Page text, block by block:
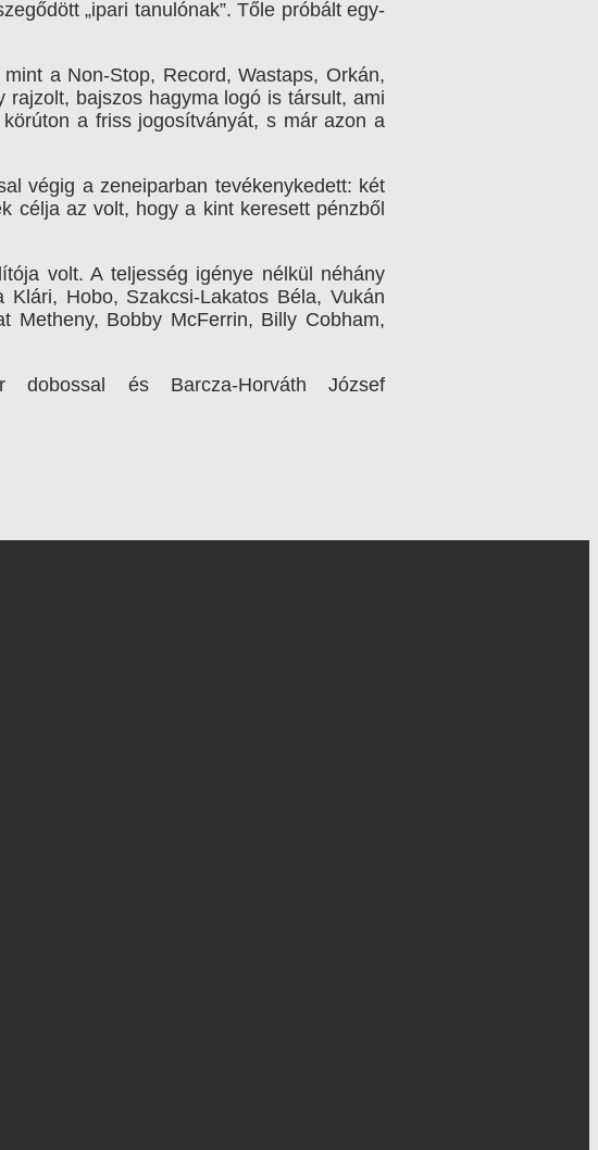
„ipari tanulónak”. Tőle próbált egy-
a Non-Stop, Record, Wastaps, Orkán,
bajszos hagyma logó is társult, ami
a friss jogosítványát, s már azon a
végig a zeneiparban tevékenykedett: két
célja az volt, hogy a kint keresett pénzből
volt. A teljesség igénye nélkül néhány
Hobo, Szakcsi-Lakatos Béla, Vukán
Metheny, Bobby McFerrin, Billy Cobham,
dobossal és Barcza-Horváth József